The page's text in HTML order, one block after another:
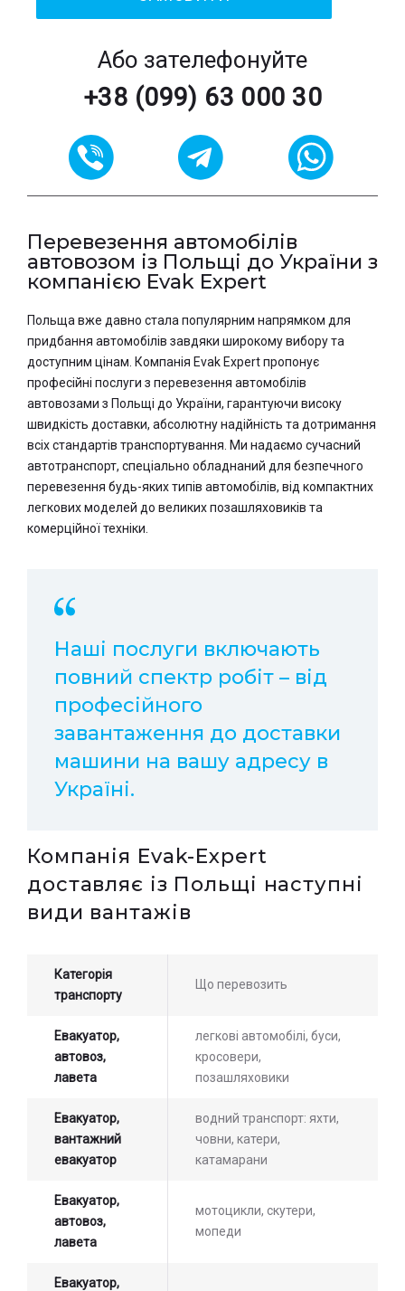
Або зателефонуйте
+38 (099) 63 000 30
Перевезення автомобілів
автовозом із Польщі до України з
компанією Evak Expert
Польща вже давно стала популярним напрямком для
придбання автомобілів завдяки широкому вибору та
доступним цінам. Компанія Evak Expert пропонує
професійні послуги з перевезення автомобілів
автовозами з Польщі до України, гарантуючи високу
швидкість доставки, абсолютну надійність та дотримання
всіх стандартів транспортування. Ми надаємо сучасний
автотранспорт, спеціально обладнаний для безпечного
перевезення будь-яких типів автомобілів, від компактних
легкових моделей до великих позашляховиків та
комерційної техніки.
Наші послуги включають
повний спектр робіт – від
професійного
завантаження до доставки
машини на вашу адресу в
Україні.
Компанія Evak-Expert
доставляє із Польщі наступні
види вантажів
Категорія
транспорту
Що перевозить
Евакуатор,
автовоз,
лавета
легкові автомобілі, буси,
кросовери,
позашляховики
Евакуатор,
вантажний
евакуатор
водний транспорт: яхти,
човни, катери,
катамарани
Евакуатор,
автовоз,
лавета
мотоцикли, скутери,
мопеди
Евакуатор,